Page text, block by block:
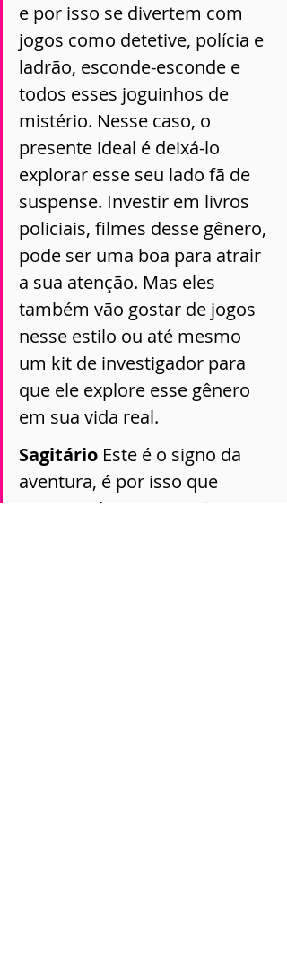
e por isso se divertem com
jogos como detetive, polícia e
ladrão, esconde-esconde e
todos esses joguinhos de
mistério. Nesse caso, o
presente ideal é deixá-lo
explorar esse seu lado fã de
suspense. Investir em livros
policiais, filmes desse gênero,
pode ser uma boa para atrair
a sua atenção. Mas eles
também vão gostar de jogos
nesse estilo ou até mesmo
um kit de investigador para
que ele explore esse gênero
em sua vida real.
Sagitário Este é o signo da
aventura, é por isso que
crianças deste signo são